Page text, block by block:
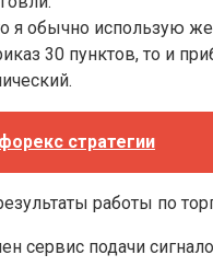
я обычно использую
30 пунктов, то и
стратегии
работы по
сервис подачи